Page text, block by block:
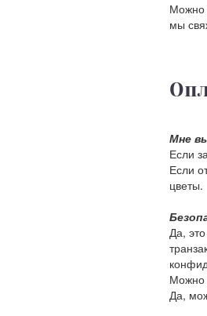
Можно
мы
Мне
Если
Если
цветы.
Да,
Можно
Да,